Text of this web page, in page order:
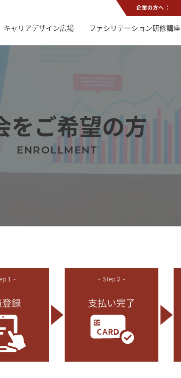
企業の方へ ：
キャリアデザイン広場 ファシリテーション研修講座
をご希望の方
ENROLLMENT